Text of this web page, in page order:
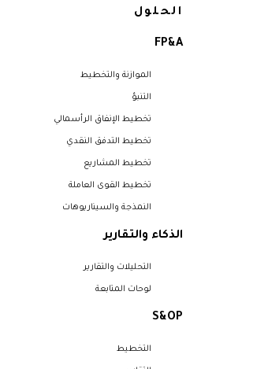
الحلول
FP&A
الموازنة والتخطيط
التنبؤ
تخطيط الإنفاق الرأسمالي
تخطيط التدفق النقدي
تخطيط المشاريع
تخطيط القوى العاملة
النمذجة والسيناريوهات
الذكاء والتقارير
التحليلات والتقارير
لوحات المتابعة
S&OP
التخطيط